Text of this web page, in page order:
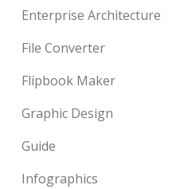
Enterprise Architecture
File Converter
Flipbook Maker
Graphic Design
Guide
Infographics